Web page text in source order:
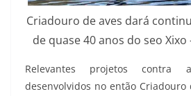
Criadouro de aves dará
de quase 40 anos do seo
Relevantes projetos contra
desenvolvidos no então Criadouro